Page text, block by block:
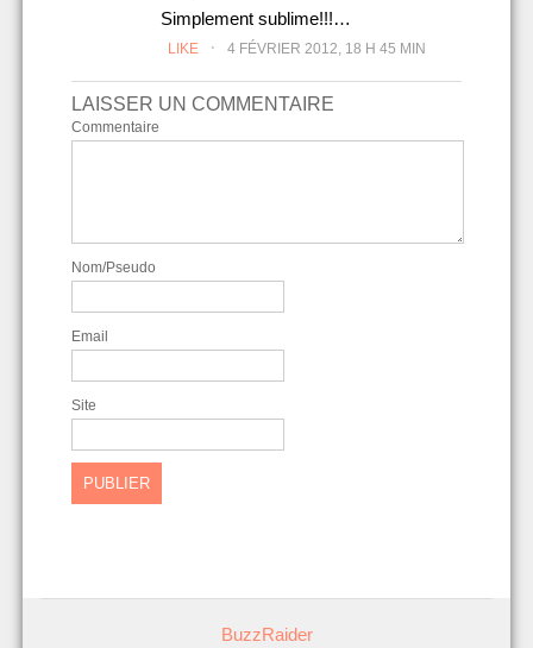
Simplement sublime!!!…
LIKE . 4 FÉVRIER 2012, 18 H 45 MIN
LAISSER UN COMMENTAIRE
Commentaire
Nom/Pseudo
Email
Site
BuzzRaider